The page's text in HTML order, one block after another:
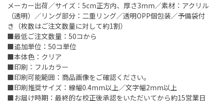
メーカー出荷／サイズ：5cm正方内、厚さ3mm／素材：アクリル
（透明）／リング部分：二重リング／透明OPP個包装／予備袋付
き（枚数はご注文数量に対して約1割）
■最低ご注文数量：50コから
■追加単位：50コ単位
■本体色：クリア
■印刷：フルカラー
■印刷可能範囲：商品画像をご確認ください。
■印刷推奨サイズ：線幅0.4mm以上／文字幅2mm以上
■お届け時期：最終的な校正後承認をいただいてから約15営業日